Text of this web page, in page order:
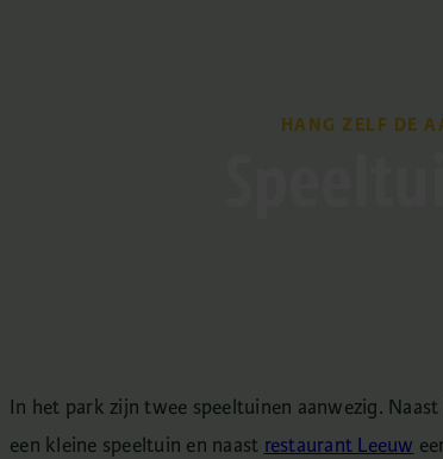
HANG ZELF DE
In het park zijn twee speeltuinen aanwezig.
een kleine speeltuin en naast restaurant Leeuw